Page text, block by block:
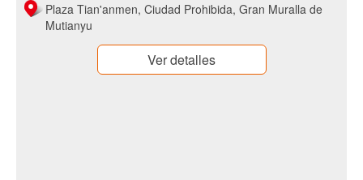
Plaza Tian'anmen, Ciudad Prohibida, Gran Muralla de
Mutianyu
Ver detalles